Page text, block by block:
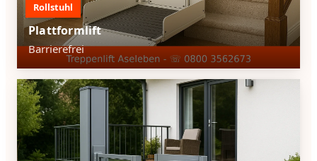
Rollstuhl
Plattformlift
Barrierefrei